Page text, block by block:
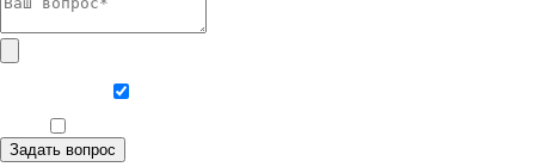
Задать вопрос